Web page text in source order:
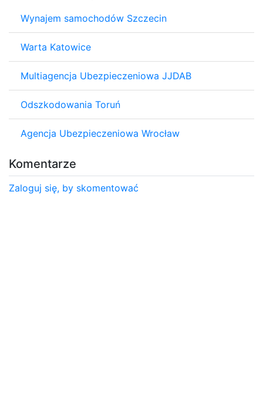
Wynajem samochodów Szczecin
Warta Katowice
Multiagencja Ubezpieczeniowa JJDAB
Odszkodowania Toruń
Agencja Ubezpieczeniowa Wrocław
Komentarze
Zaloguj się, by skomentować